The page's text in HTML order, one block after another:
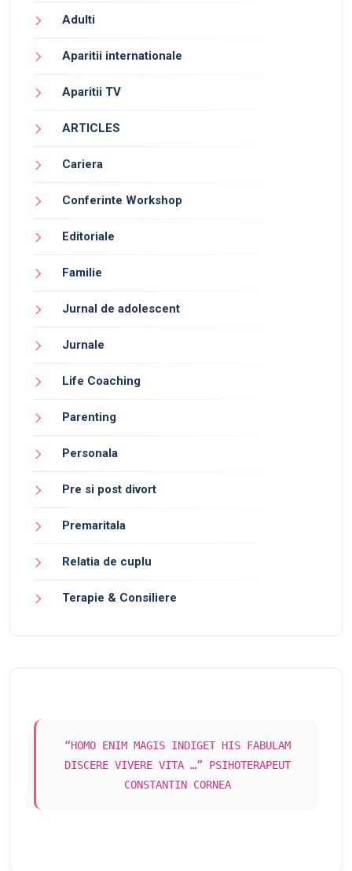
Adulti
Aparitii internationale
Aparitii TV
ARTICLES
Cariera
Conferinte Workshop
Editoriale
Familie
Jurnal de adolescent
Jurnale
Life Coaching
Parenting
Personala
Pre si post divort
Premaritala
Relatia de cuplu
Terapie & Consiliere
“HOMO ENIM MAGIS INDIGET HIS FABULAM
DISCERE VIVERE VITA …” PSIHOTERAPEUT
CONSTANTIN CORNEA